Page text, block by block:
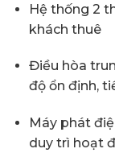
Hệ thống 2
khách thuê
Điều hòa
độ ổn định,
Máy phát
duy trì hoạt